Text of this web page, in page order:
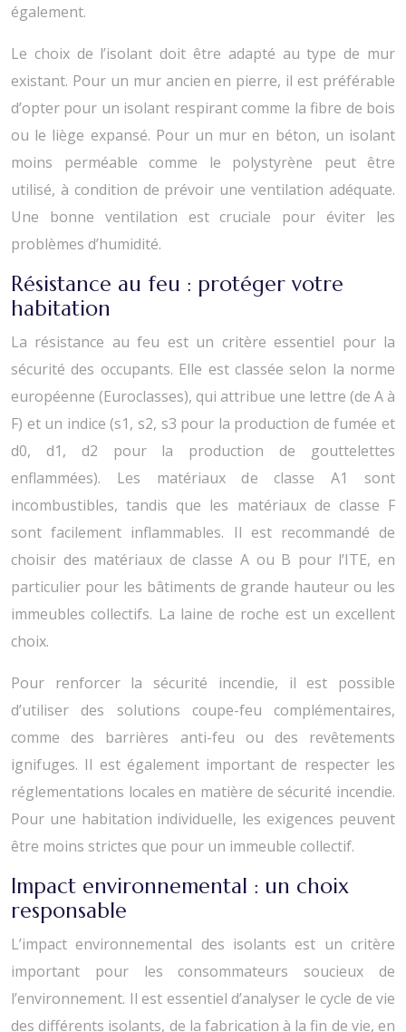
également.
Le choix de l’isolant doit être adapté au type de mur
existant. Pour un mur ancien en pierre, il est préférable
d’opter pour un isolant respirant comme la fibre de bois
ou le liège expansé. Pour un mur en béton, un isolant
moins perméable comme le polystyrène peut être
utilisé, à condition de prévoir une ventilation adéquate.
Une bonne ventilation est cruciale pour éviter les
problèmes d’humidité.
Résistance au feu : protéger votre
habitation
La résistance au feu est un critère essentiel pour la
sécurité des occupants. Elle est classée selon la norme
européenne (Euroclasses), qui attribue une lettre (de A à
F) et un indice (s1, s2, s3 pour la production de fumée et
d0, d1, d2 pour la production de gouttelettes
enflammées). Les matériaux de classe A1 sont
incombustibles, tandis que les matériaux de classe F
sont facilement inflammables. Il est recommandé de
choisir des matériaux de classe A ou B pour l’ITE, en
particulier pour les bâtiments de grande hauteur ou les
immeubles collectifs. La laine de roche est un excellent
choix.
Pour renforcer la sécurité incendie, il est possible
d’utiliser des solutions coupe-feu complémentaires,
comme des barrières anti-feu ou des revêtements
ignifuges. Il est également important de respecter les
réglementations locales en matière de sécurité incendie.
Pour une habitation individuelle, les exigences peuvent
être moins strictes que pour un immeuble collectif.
Impact environnemental : un choix
responsable
L’impact environnemental des isolants est un critère
important pour les consommateurs soucieux de
l’environnement. Il est essentiel d’analyser le cycle de vie
des différents isolants, de la fabrication à la fin de vie, en